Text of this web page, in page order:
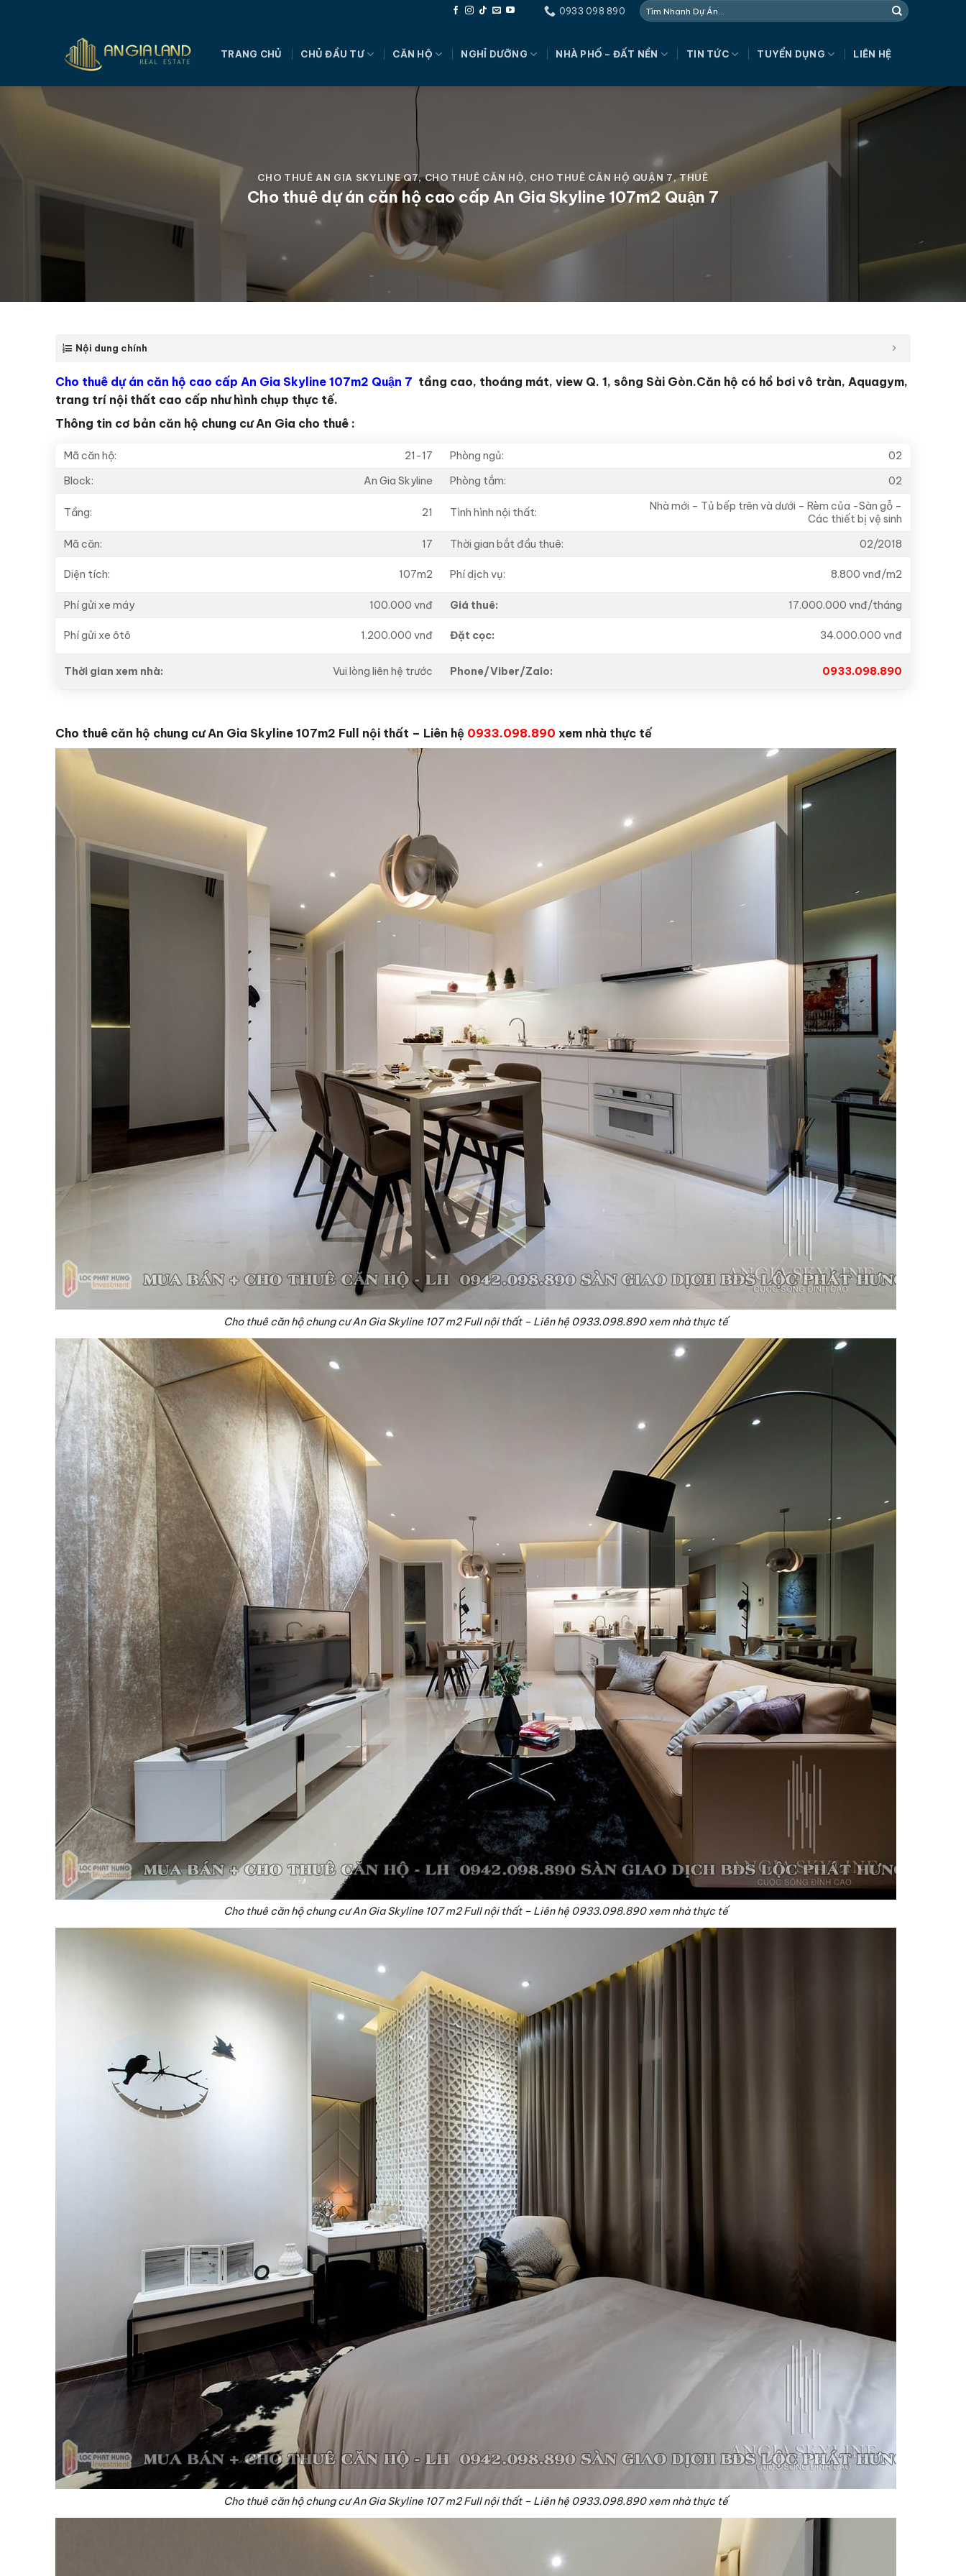
0933 098 890
TRANG CHỦ CHỦ ĐẦU TƯ CĂN HỘ NGHỈ DƯỠNG NHÀ PHỐ – ĐẤT NỀN TIN TỨC TUYỂN DỤNG LIÊN HỆ
CHO THUÊ AN GIA SKYLINE Q7,CHO THUÊ CĂN HỘ, CHO THUÊ CĂN HỘ QUẬN 7,THUÊ
Cho thuê dự án căn hộ cao cấp An Gia Skyline 107m2 Quận 7
Nội dung chính
Cho thuê dự án căn hộ cao cấp An Gia Skyline 107m2 Quận 7 tầng cao, thoáng mát, view Q. 1, sông Sài Gòn.Căn hộ có hồ bơi vô tràn, Aquagym,
trang trí nội thất cao cấp như hình chụp thực tế.
Thông tin cơ bản căn hộ chung cư An Gia cho thuê :
Mã căn hộ: 21-17 Phòng ngủ:
02
Block:
An Gia Skyline Phòng tắm: 02
Tầng: 21 Tình hình nội thất:
Nhà mới – Tủ bếp trên và dưới – Rèm của -Sàn gỗ –
Các thiết bị vệ sinh
Mã căn:
17 Thời gian bắt đầu thuê: 02/2018
Diện tích: 107m2 Phí dịch vụ: 8.800 vnđ/m2
Phí gửi xe máy 100.000 vnđ Giá thuê: 17.000.000 vnđ/tháng
Phí gửi xe ôtô 1.200.000 vnđ Đặt cọc: 34.000.000 vnđ
Thời gian xem nhà: Vui lòng liên hệ trước Phone/Viber/Zalo: 0933.098.890
Cho thuê căn hộ chung cư An Gia Skyline 107m2 Full nội thất – Liên hệ 0933.098.890 xem nhà thực tế
Cho thuê căn hộ chung cư An Gia Skyline 107 m2 Full nội thất – Liên hệ 0933.098.890 xem nhà thực tế
Cho thuê căn hộ chung cư An Gia Skyline 107 m2 Full nội thất – Liên hệ 0933.098.890 xem nhà thực tế
Cho thuê căn hộ chung cư An Gia Skyline 107 m2 Full nội thất – Liên hệ 0933.098.890 xem nhà thực tế